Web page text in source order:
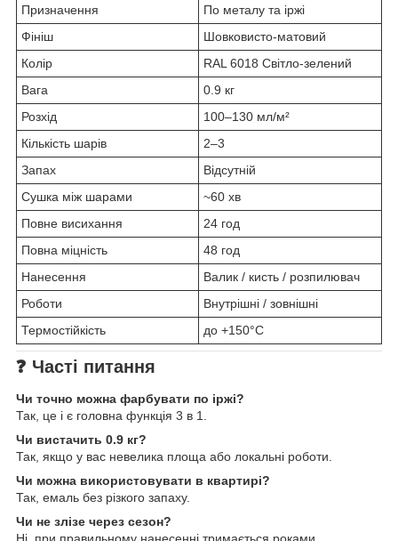
Призначення
По металу та іржі
Фініш
Шовковисто-матовий
Колір
RAL 6018 Світло-зелений
Вага
0.9 кг
Розхід
100–130 мл/м²
Кількість шарів
2–3
Запах
Відсутній
Сушка між шарами
~60 хв
Повне висихання
24 год
Повна міцність
48 год
Нанесення
Валик / кисть / розпилювач
Роботи
Внутрішні / зовнішні
Термостійкість
до +150°C
❓ Часті питання
Чи точно можна фарбувати по іржі?
Так, це і є головна функція 3 в 1.
Чи вистачить 0.9 кг?
Так, якщо у вас невелика площа або локальні роботи.
Чи можна використовувати в квартирі?
Так, емаль без різкого запаху.
Чи не злізе через сезон?
Ні, при правильному нанесенні тримається роками.